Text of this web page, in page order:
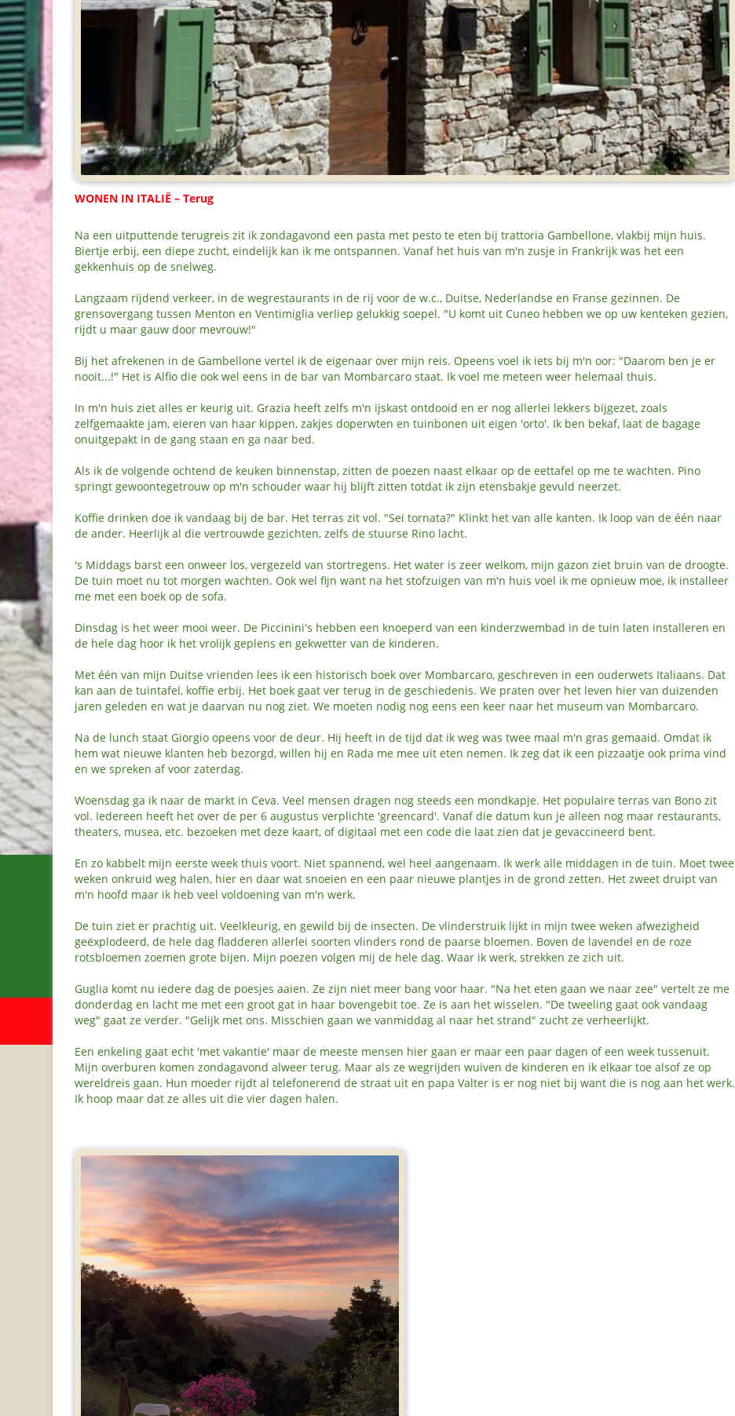
WONEN IN ITALIË – Terug
Na een uitputtende terugreis zit ik zondagavond een pasta met pesto te eten bij trattoria Gambellone, vlakbij mijn huis.
Biertje erbij, een diepe zucht, eindelijk kan ik me ontspannen. Vanaf het huis van m'n zusje in Frankrijk was het een
gekkenhuis op de snelweg.
Langzaam rijdend verkeer, in de wegrestaurants in de rij voor de w.c., Duitse, Nederlandse en Franse gezinnen. De
grensovergang tussen Menton en Ventimiglia verliep gelukkig soepel. "U komt uit Cuneo hebben we op uw kenteken gezien,
rijdt u maar gauw door mevrouw!"
Bij het afrekenen in de Gambellone vertel ik de eigenaar over mijn reis. Opeens voel ik iets bij m'n oor: "Daarom ben je er
nooit...!" Het is Alfio die ook wel eens in de bar van Mombarcaro staat. Ik voel me meteen weer helemaal thuis.
In m'n huis ziet alles er keurig uit. Grazia heeft zelfs m'n ijskast ontdooid en er nog allerlei lekkers bijgezet, zoals
zelfgemaakte jam, eieren van haar kippen, zakjes doperwten en tuinbonen uit eigen 'orto'. Ik ben bekaf, laat de bagage
onuitgepakt in de gang staan en ga naar bed.
Als ik de volgende ochtend de keuken binnenstap, zitten de poezen naast elkaar op de eettafel op me te wachten. Pino
springt gewoontegetrouw op m'n schouder waar hij blijft zitten totdat ik zijn etensbakje gevuld neerzet.
Koffie drinken doe ik vandaag bij de bar. Het terras zit vol. "Sei tornata?" Klinkt het van alle kanten. Ik loop van de één naar
de ander. Heerlijk al die vertrouwde gezichten, zelfs de stuurse Rino lacht.
's Middags barst een onweer los, vergezeld van stortregens. Het water is zeer welkom, mijn gazon ziet bruin van de droogte.
De tuin moet nu tot morgen wachten. Ook wel fijn want na het stofzuigen van m'n huis voel ik me opnieuw moe, ik installeer
me met een boek op de sofa.
Dinsdag is het weer mooi weer. De Piccinini's hebben een knoeperd van een kinderzwembad in de tuin laten installeren en
de hele dag hoor ik het vrolijk geplens en gekwetter van de kinderen.
Met één van mijn Duitse vrienden lees ik een historisch boek over Mombarcaro, geschreven in een ouderwets Italiaans. Dat
kan aan de tuintafel, koffie erbij. Het boek gaat ver terug in de geschiedenis. We praten over het leven hier van duizenden
jaren geleden en wat je daarvan nu nog ziet. We moeten nodig nog eens een keer naar het museum van Mombarcaro.
Na de lunch staat Giorgio opeens voor de deur. Hij heeft in de tijd dat ik weg was twee maal m'n gras gemaaid. Omdat ik
hem wat nieuwe klanten heb bezorgd, willen hij en Rada me mee uit eten nemen. Ik zeg dat ik een pizzaatje ook prima vind
en we spreken af voor zaterdag.
Woensdag ga ik naar de markt in Ceva. Veel mensen dragen nog steeds een mondkapje. Het populaire terras van Bono zit
vol. Iedereen heeft het over de per 6 augustus verplichte 'greencard'. Vanaf die datum kun je alleen nog maar restaurants,
theaters, musea, etc. bezoeken met deze kaart, of digitaal met een code die laat zien dat je gevaccineerd bent.
En zo kabbelt mijn eerste week thuis voort. Niet spannend, wel heel aangenaam. Ik werk alle middagen in de tuin. Moet twee
weken onkruid weg halen, hier en daar wat snoeien en een paar nieuwe plantjes in de grond zetten. Het zweet druipt van
m'n hoofd maar ik heb veel voldoening van m'n werk.
De tuin ziet er prachtig uit. Veelkleurig, en gewild bij de insecten. De vlinderstruik lijkt in mijn twee weken afwezigheid
geëxplodeerd, de hele dag fladderen allerlei soorten vlinders rond de paarse bloemen. Boven de lavendel en de roze
rotsbloemen zoemen grote bijen. Mijn poezen volgen mij de hele dag. Waar ik werk, strekken ze zich uit.
Guglia komt nu iedere dag de poesjes aaien. Ze zijn niet meer bang voor haar. "Na het eten gaan we naar zee" vertelt ze me
donderdag en lacht me met een groot gat in haar bovengebit toe. Ze is aan het wisselen. "De tweeling gaat ook vandaag
weg" gaat ze verder. "Gelijk met ons. Misschien gaan we vanmiddag al naar het strand" zucht ze verheerlijkt.
Een enkeling gaat echt 'met vakantie' maar de meeste mensen hier gaan er maar een paar dagen of een week tussenuit.
Mijn overburen komen zondagavond alweer terug. Maar als ze wegrijden wuiven de kinderen en ik elkaar toe alsof ze op
wereldreis gaan. Hun moeder rijdt al telefonerend de straat uit en papa Valter is er nog niet bij want die is nog aan het werk.
Ik hoop maar dat ze alles uit die vier dagen halen.